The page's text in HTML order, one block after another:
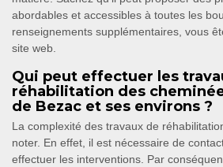
abordables et accessibles à toutes les
renseignements supplémentaires, vous
site web.
Qui peut effectuer les
réhabilitation des
de Bezac et ses environs ?
La complexité des travaux de
noter. En effet, il est nécessaire de
effectuer les interventions. Par